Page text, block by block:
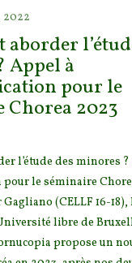
2022
Appel à
pour le
Chorea 2023
l’étude des minores ?
le séminaire
(CELLF 16-
libre de
propose un